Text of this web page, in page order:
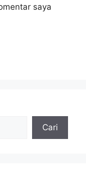
saya
Cari